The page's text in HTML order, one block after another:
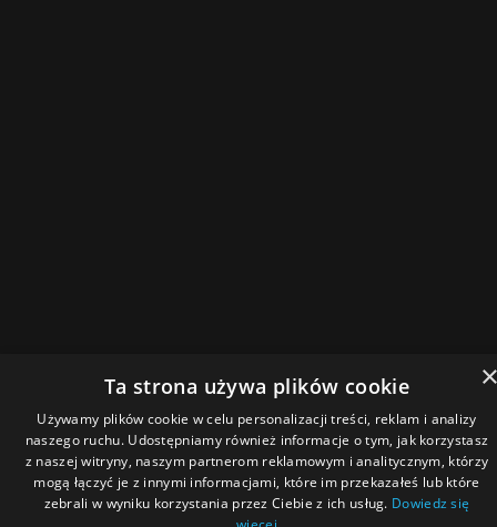
Ta strona używa plików cookie
Używamy plików cookie w celu personalizacji treści, reklam i analizy
naszego ruchu. Udostępniamy również informacje o tym, jak korzystasz
z naszej witryny, naszym partnerom reklamowym i analitycznym, którzy
mogą łączyć je z innymi informacjami, które im przekazałeś lub które
zebrali w wyniku korzystania przez Ciebie z ich usług. Dowiedz się